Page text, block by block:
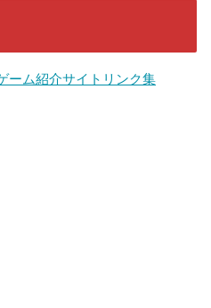
ーム紹介サイトリンク集